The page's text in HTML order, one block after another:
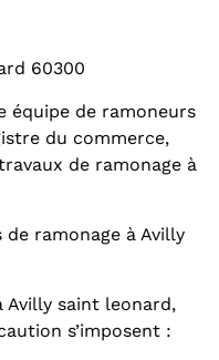
60300
équipe de ramoneurs
du commerce,
de ramonage à
ramonage à Avilly
saint leonard,
s’imposent :